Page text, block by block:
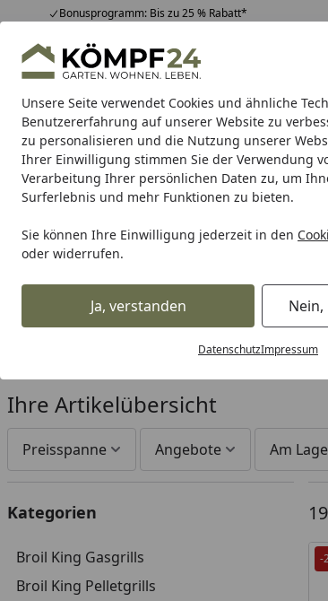
Unsere Seite verwendet Cookies und ähnliche
Benutzererfahrung auf unserer Website zu
zu personalisieren und die Nutzung unserer
Ihrer Einwilligung stimmen Sie der Verwendung
Verarbeitung Ihrer persönlichen Daten zu, um
Surferlebnis und mehr Funktionen zu bieten.
Sie können Ihre Einwilligung jederzeit in den
oder widerrufen.
Ja, verstanden
DatenschutzImpressum
Bonusprogramm: Bis zu 25 % Rabatt*
Hotline07051 / 9 22 22
Mo-Fr. 8-16 Uhr 25.961 Bewertungen
Alle Produkte
Alle ProdukteHighlights Tipps & Tricks
Broil King Broil King Gasgrills Broil
Karibu Pools
Dein Traumpool im
Startseite
Broil King Zubehör für Broil King Grills
Broil King
Ihre Artikelübersicht
Preisspanne Angebote Am
Kategorien
Broil King Gasgrills
Broil King Pelletgrills
19
-